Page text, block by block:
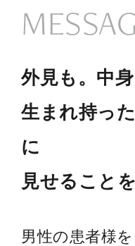
外見も。中身
生まれ持っ
に
見せること
男性の患者様